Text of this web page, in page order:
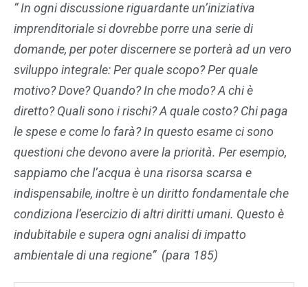
“ In ogni discussione riguardante un’iniziativa
imprenditoriale si dovrebbe porre una serie di
domande, per poter discernere se porterà ad un vero
sviluppo integrale: Per quale scopo? Per quale
motivo? Dove? Quando? In che modo? A chi è
diretto? Quali sono i rischi? A quale costo? Chi paga
le spese e come lo farà? In questo esame ci sono
questioni che devono avere la priorità. Per esempio,
sappiamo che l’acqua è una risorsa scarsa e
indispensabile, inoltre è un diritto fondamentale che
condiziona l’esercizio di altri diritti umani. Questo è
indubitabile e supera ogni analisi di impatto
ambientale di una regione” (para 185)